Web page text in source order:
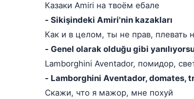
Казаки Amiri на твоём ебале
- Sikişindeki Amiri'nin kazakları
Как и в целом, ты не прав, плевать
- Genel olarak olduğu gibi
Lamborghini Aventador, помидор,
- Lamborghini Aventador, domates,
Скажи, что я мажор, мне похуй